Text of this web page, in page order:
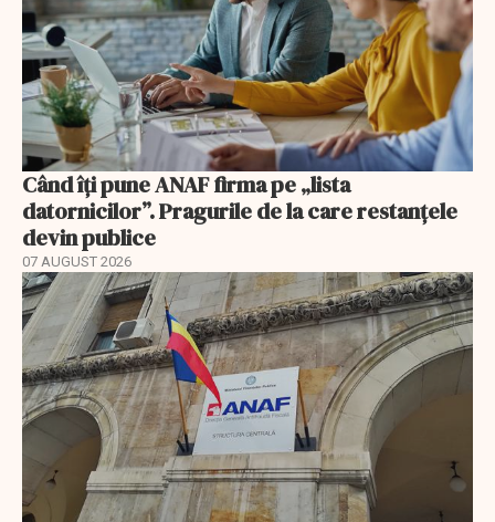
Când îți pune ANAF firma pe „lista
datornicilor”. Pragurile de la care restanțele
devin publice
07 AUGUST 2026